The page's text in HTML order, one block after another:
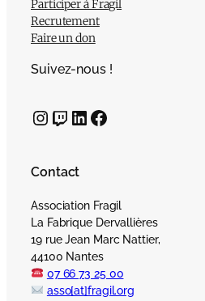
Participer à Fragil
Recrutement
Faire un don
Suivez-nous !
InstagramTwitch LinkedIn Facebook
Contact
Association Fragil
La Fabrique Dervallières
19 rue Jean Marc Nattier,
44100 Nantes
07 66 73 25 00
asso[at]fragil.org